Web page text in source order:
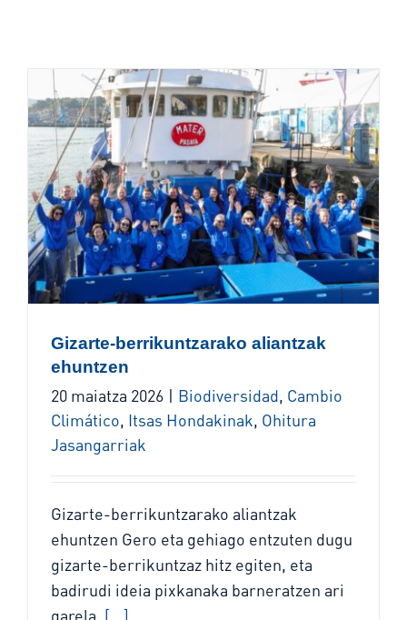
Gizarte-berrikuntzarako aliantzak
ehuntzen
20 maiatza 2026 | Biodiversidad, Cambio
Climático, Itsas Hondakinak, Ohitura
Jasangarriak
Gizarte-berrikuntzarako aliantzak
ehuntzen Gero eta gehiago entzuten dugu
gizarte-berrikuntzaz hitz egiten, eta
badirudi ideia pixkanaka barneratzen ari
garela. [...]